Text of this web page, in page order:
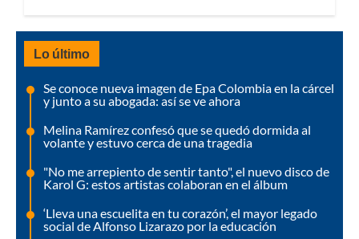
Lo último
Se conoce nueva imagen de Epa Colombia en la cárcel
y junto a su abogada: así se ve ahora
Melina Ramírez confesó que se quedó dormida al
volante y estuvo cerca de una tragedia
"No me arrepiento de sentir tanto", el nuevo disco de
Karol G: estos artistas colaboran en el álbum
‘Lleva una escuelita en tu corazón’, el mayor legado
social de Alfonso Lizarazo por la educación